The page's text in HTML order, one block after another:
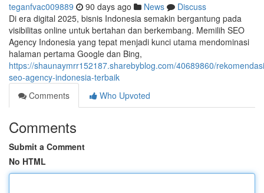
teganfvac009889 90 days ago News
Discuss
Di era digital 2025, bisnis Indonesia semakin bergantung pada
visibilitas online untuk bertahan dan berkembang. Memilih SEO
Agency Indonesia yang tepat menjadi kunci utama mendominasi
halaman pertama Google dan Bing,
https://shaunaymrr152187.sharebyblog.com/40689860/
seo-agency-indonesia-terbaik
Comments
Who Upvoted
Comments
Submit a Comment
No HTML